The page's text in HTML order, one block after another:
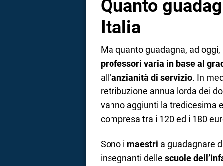
Quanto
Italia
Ma quanto guadagna, ad oggi,
professori varia in base al
all’anzianità di servizio. In
retribuzione annua lorda dei
vanno aggiunti la tredicesima
compresa tra i 120 ed i 180
Sono i maestri a guadagnare
insegnanti delle scuole